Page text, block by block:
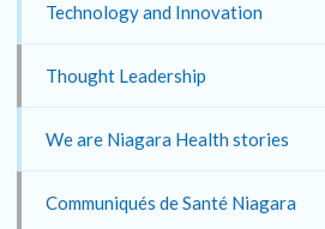
Technology and Innovation
Thought Leadership
We are Niagara Health stories
Communiqués de Santé Niagara